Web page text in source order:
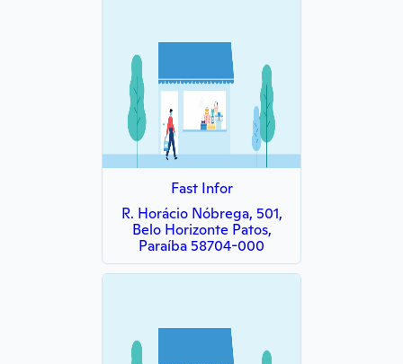
Fast Infor
R. Horácio Nóbrega, 501,
Belo Horizonte Patos,
Paraíba 58704-000